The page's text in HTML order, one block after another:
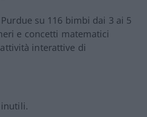
su 116 bimbi dai 3 ai 5
e concetti matematici
interattive di